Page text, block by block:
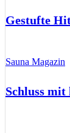
Gestufte
Sauna Magazin
Schluss